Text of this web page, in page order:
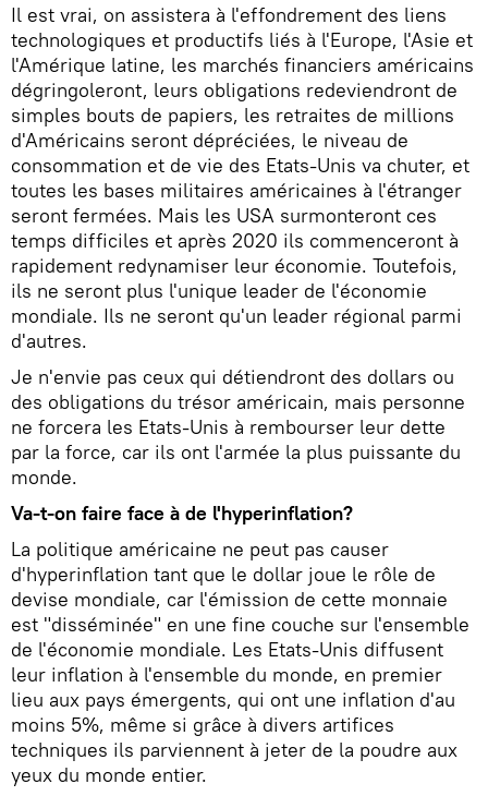
Il est vrai, on assistera à l'effondrement des liens
technologiques et productifs liés à l'Europe, l'Asie et
l'Amérique latine, les marchés financiers américains
dégringoleront, leurs obligations redeviendront de
simples bouts de papiers, les retraites de millions
d'Américains seront dépréciées, le niveau de
consommation et de vie des Etats-Unis va chuter, et
toutes les bases militaires américaines à l'étranger
seront fermées. Mais les USA surmonteront ces
temps difficiles et après 2020 ils commenceront à
rapidement redynamiser leur économie. Toutefois,
ils ne seront plus l'unique leader de l'économie
mondiale. Ils ne seront qu'un leader régional parmi
d'autres.
Je n'envie pas ceux qui détiendront des dollars ou
des obligations du trésor américain, mais personne
ne forcera les Etats-Unis à rembourser leur dette
par la force, car ils ont l'armée la plus puissante du
monde.
Va-t-on faire face à de l'hyperinflation?
La politique américaine ne peut pas causer
d'hyperinflation tant que le dollar joue le rôle de
devise mondiale, car l'émission de cette monnaie
est "disséminée" en une fine couche sur l'ensemble
de l'économie mondiale. Les Etats-Unis diffusent
leur inflation à l'ensemble du monde, en premier
lieu aux pays émergents, qui ont une inflation d'au
moins 5%, même si grâce à divers artifices
techniques ils parviennent à jeter de la poudre aux
yeux du monde entier.